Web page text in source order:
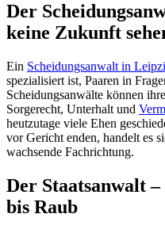
Der
keine Zukunft
Ein Scheidungsanwalt in
spezialisiert ist, Paaren in
Scheidungsanwälte können
Sorgerecht, Unterhalt und
heutzutage viele Ehen
vor Gericht enden, handelt es
wachsende Fachrichtung.
Der Staatsanwalt
bis Raub